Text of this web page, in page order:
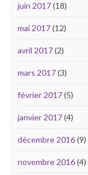
juin 2017(18)
mai 2017(12)
avril 2017(2)
mars 2017(3)
février 2017(5)
janvier 2017(4)
décembre 2016(9)
novembre 2016(4)